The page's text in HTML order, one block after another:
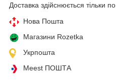
Доставка здійснюється тільки
Нова Пошта
Магазини Rozetka
Укрпошта
Meest ПОШТА